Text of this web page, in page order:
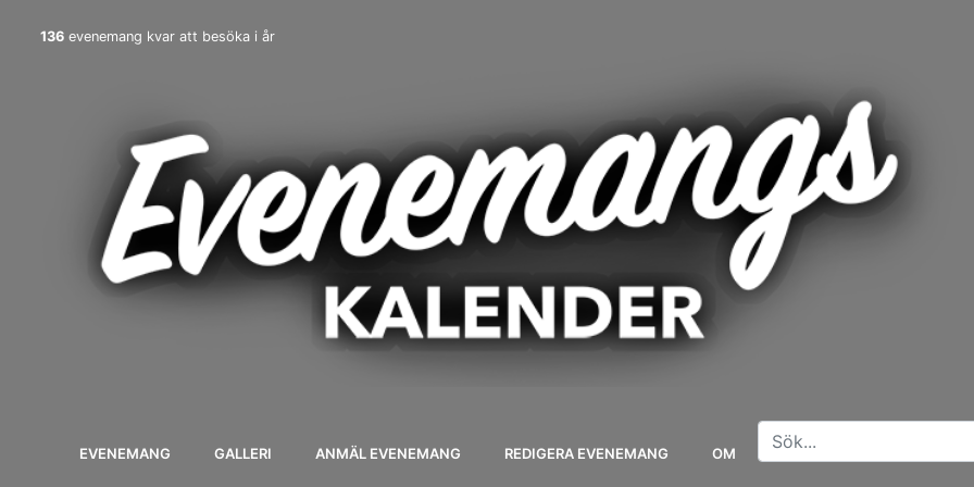
136 evenemang kvar att besöka i år
EVENEMANG GALLERI ANMÄL EVENEMANG REDIGERA EVENEMANG OM